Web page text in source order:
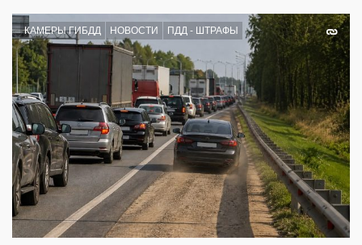
КАМЕРЫ ГИБДД НОВОСТИ ПДД - ШТРАФЫ